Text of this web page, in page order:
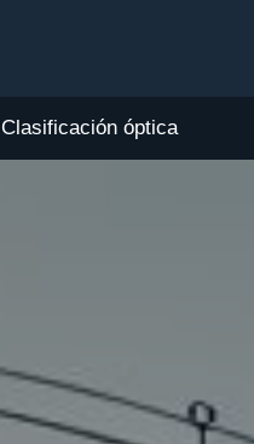
Clasificación óptica